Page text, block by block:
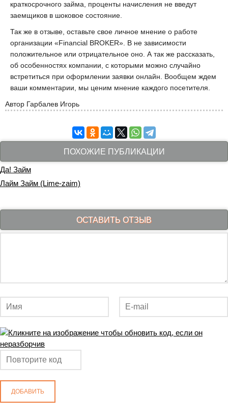
краткосрочного займа, проценты начисления не введут
заемщиков в шоковое состояние.
Так же в отзыве, оставьте свое личное мнение о работе
организации «Financial BROKER». В не зависимости
положительное или отрицательное оно. А так же рассказать,
об особенностях компании, с которыми можно случайно
встретиться при оформлении заявки онлайн. Вообщем ждем
ваши комментарии, мы ценим мнение каждого посетителя.
Автор Гарбалев Игорь
ПОХОЖИЕ ПУБЛИКАЦИИ
Да! Займ
Лайм Займ (Lime-zaim)
ОСТАВИТЬ ОТЗЫВ
ДОБАВИТЬ